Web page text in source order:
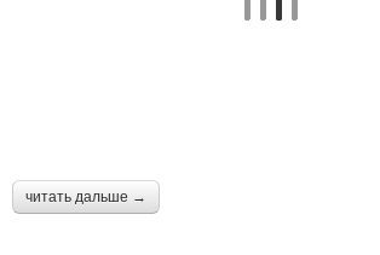
читать дальше →